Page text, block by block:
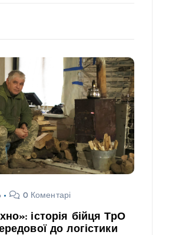
0 Коментарі
історія бійця ТрО
до логістики